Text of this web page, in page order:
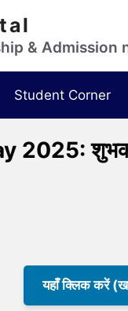
& Admission
Student Corner
2025:
यहाँ क्लिक करें